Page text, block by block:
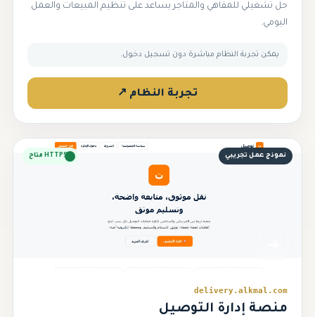
حل تشغيلي للمقاهي والمتاجر يساعد على تنظيم المبيعات والعمل
اليومي.
يمكن تجربة النظام مباشرة دون تسجيل دخول.
تجربة النظام ↗
نموذج عمل تجريبي HTTPS متاح
delivery.alkmal.com
منصة إدارة التوصيل